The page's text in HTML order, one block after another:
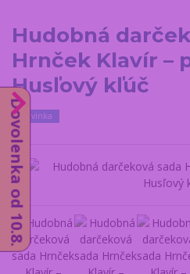
Hudobná
Hrnček Klavír –
Husľový kľúč
Novinka
Dovolenka od 10.8.